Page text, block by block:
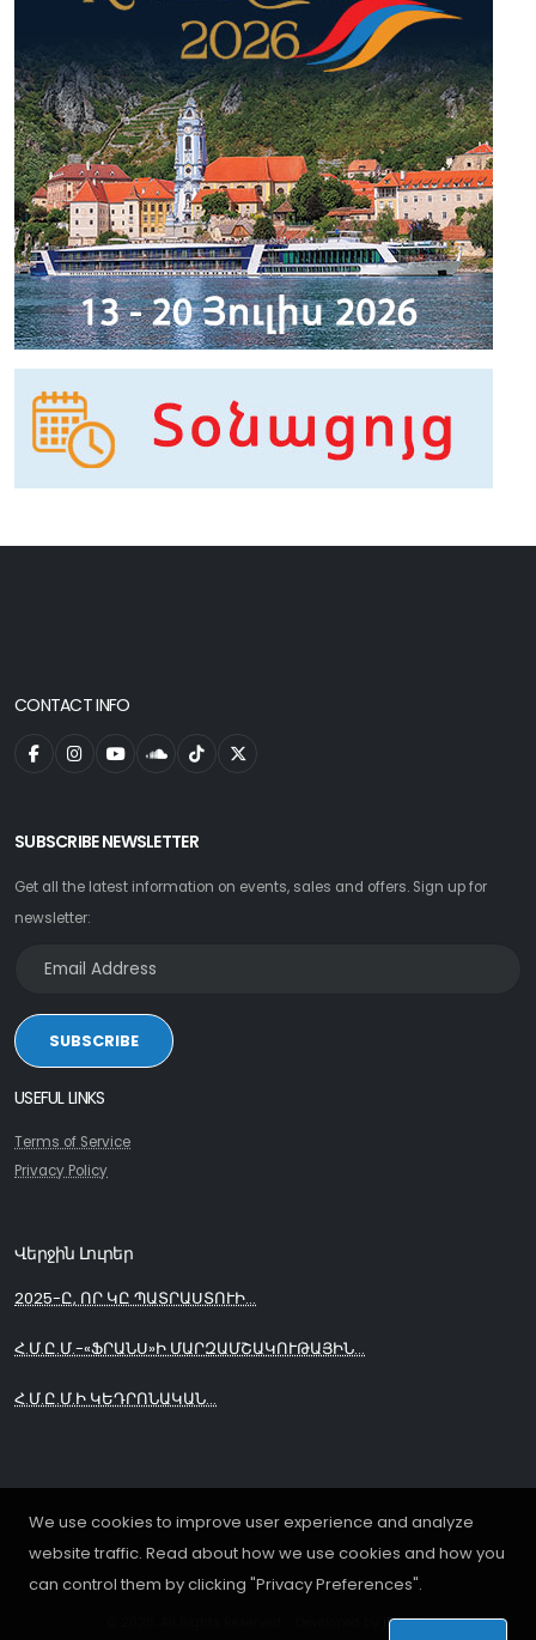
We use cookies to improve user experience and analyze
website traffic. Read about how we use cookies and how you
can control them by clicking "Privacy Preferences".
CONTACT INFO
SUBSCRIBE NEWSLETTER
Get all the latest information on events, sales and offers. Sign up for
newsletter:
SUBSCRIBE
USEFUL LINKS
Terms of Service
Privacy Policy
Վերջին Լուրեր
2025-Ը, ՈՐ ԿԸ ՊԱՏՐԱՍՏՈՒԻ...
Հ.Մ.Ը.Մ.-«ՖՐԱՆՍ»Ի ՄԱՐԶԱՄՇԱԿՈՒԹԱՅԻՆ...
Հ.Մ.Ը.Մ.Ի ԿԵԴՐՈՆԱԿԱՆ...
iDoWeb